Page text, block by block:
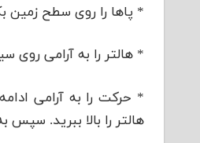
* پاها را روی سطح زمین
* هالتر را به آرامی روی
* حرکت را به آرامی
هالتر را بالا ببرید. سپس